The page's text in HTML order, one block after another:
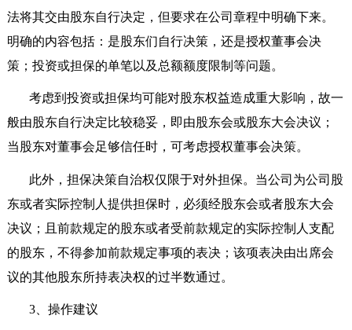
法将其交由股东自行决定，但要求在公司章程中明确下来。
明确的内容包括：是股东们自行决策，还是授权董事会决
策；投资或担保的单笔以及总额额度限制等问题。
考虑到投资或担保均可能对股东权益造成重大影响，故一
般由股东自行决定比较稳妥，即由股东会或股东大会决议；
当股东对董事会足够信任时，可考虑授权董事会决策。
此外，担保决策自治权仅限于对外担保。当公司为公司股
东或者实际控制人提供担保时，必须经股东会或者股东大会
决议；且前款规定的股东或者受前款规定的实际控制人支配
的股东，不得参加前款规定事项的表决；该项表决由出席会
议的其他股东所持表决权的过半数通过。
3、操作建议